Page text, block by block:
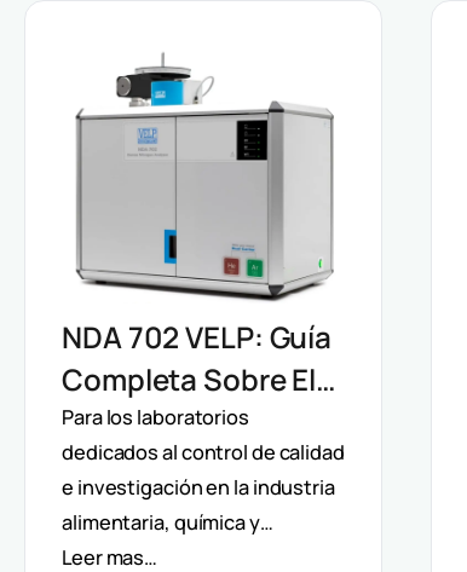
NDA 702 VELP: Guía
Completa Sobre El
Analizador De
Nitrógeno Y
Proteínas Por
Método Dumas
Para los laboratorios
dedicados al control de calidad
e investigación en la industria
alimentaria, química y…
Leer mas…